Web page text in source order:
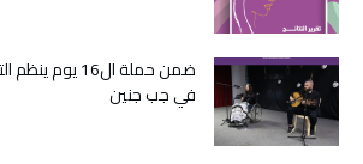
ضمن حملة
في جب جنين